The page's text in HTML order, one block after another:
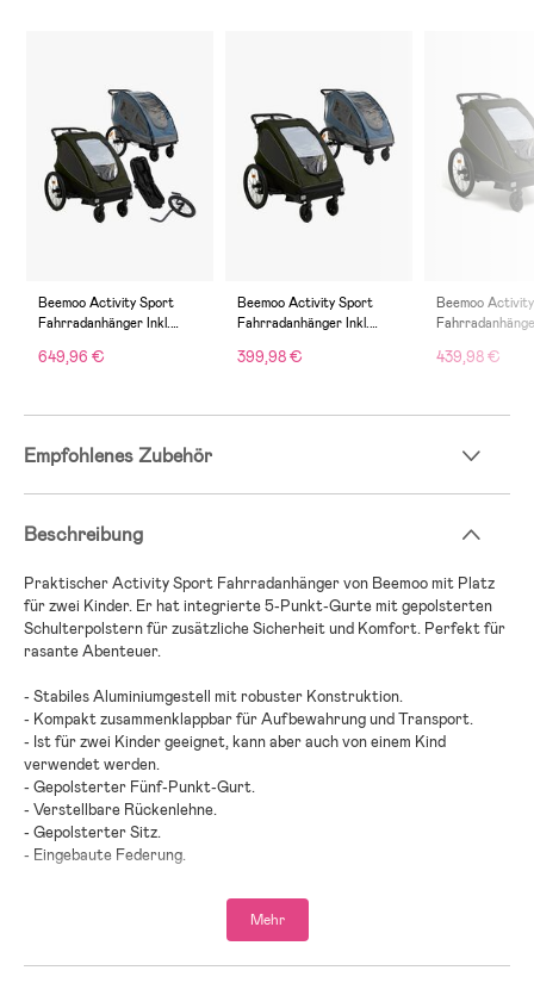
Beemoo Activity Sport
Fahrradanhänger Inkl.
& Regenschutz, Green
649,96 €
Beemoo Activity Sport
Fahrradanhänger Inkl.
399,98 €
Beemoo
439,98 €
Empfohlenes Zubehör
Beschreibung
Praktischer Activity Sport Fahrradanhänger von Beemoo mit Platz
für zwei Kinder. Er hat integrierte 5-Punkt-Gurte mit gepolsterten
Schulterpolstern für zusätzliche Sicherheit und Komfort. Perfekt für
rasante Abenteuer.
- Stabiles Aluminiumgestell mit robuster Konstruktion.
- Kompakt zusammenklappbar für Aufbewahrung und Transport.
- Ist für zwei Kinder geeignet, kann aber auch von einem Kind
verwendet werden.
- Gepolsterter Fünf-Punkt-Gurt.
- Verstellbare Rückenlehne.
- Gepolsterter Sitz.
- Eingebaute Federung.
- Ausgestattet mit Reifenschutz.
- Verstellbarer Griff.
Mehr